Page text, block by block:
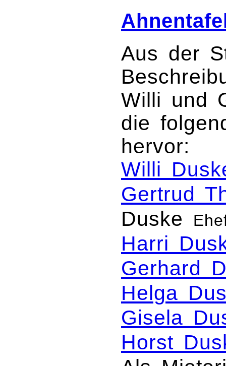
Aus der
Willi und
die
hervor:
Willi
Gertrud
Duske
Harri
Gerhard
Helga
Gisela
Horst